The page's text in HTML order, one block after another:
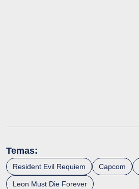
Temas:
Resident Evil Requiem Capcom
Leon Must Die Forever